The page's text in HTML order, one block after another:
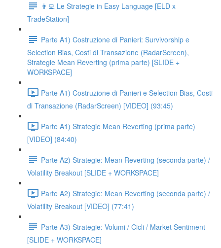
👨‍💻 Le Strategie in Easy Language [ELD x
TradeStation]
Parte A1) Costruzione di Panieri: Survivorship e
Selection Bias, Costi di Transazione (RadarScreen),
Strategie Mean Reverting (prima parte) [SLIDE +
WORKSPACE]
Parte A1) Costruzione di Panieri e Selection Bias, Costi
di Transazione (RadarScreen) [VIDEO] (93:45)
Parte A1) Strategie Mean Reverting (prima parte)
[VIDEO] (84:40)
Parte A2) Strategie: Mean Reverting (seconda parte) /
Volatility Breakout [SLIDE + WORKSPACE]
Parte A2) Strategie: Mean Reverting (seconda parte) /
Volatility Breakout [VIDEO] (77:41)
Parte A3) Strategie: Volumi / Cicli / Market Sentiment
[SLIDE + WORKSPACE]